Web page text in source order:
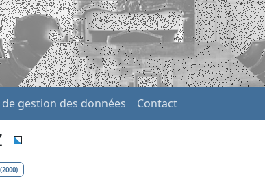
gestion des données Contact
(2000)